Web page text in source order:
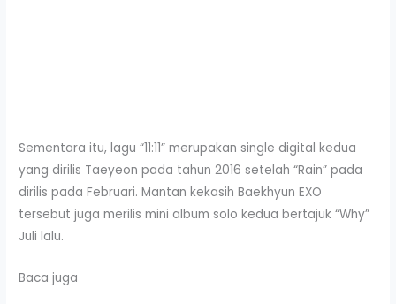
Sementara itu, lagu “11:11” merupakan single digital kedua
yang dirilis Taeyeon pada tahun 2016 setelah “Rain” pada
dirilis pada Februari. Mantan kekasih Baekhyun EXO
tersebut juga merilis mini album solo kedua bertajuk “Why”
Juli lalu.
Baca juga